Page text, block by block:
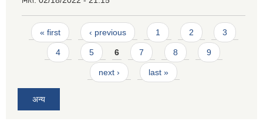
Pages
« first ‹ previous 1 2 3
4 5 6 7 8 9
next › last »
अन्य